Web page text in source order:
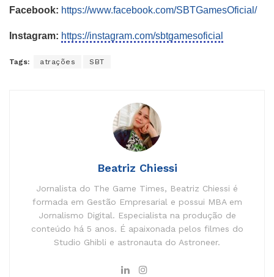
Facebook: https://www.facebook.com/SBTGamesOficial/
Instagram: https://instagram.com/sbtgamesoficial
Tags: atrações SBT
Beatriz Chiessi
Jornalista do The Game Times, Beatriz Chiessi é
formada em Gestão Empresarial e possui MBA em
Jornalismo Digital. Especialista na produção de
conteúdo há 5 anos. É apaixonada pelos filmes do
Studio Ghibli e astronauta do Astroneer.